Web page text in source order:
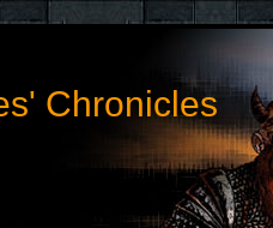
Chronicles